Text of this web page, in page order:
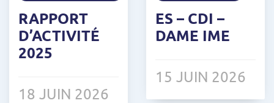
RAPPORT
D’ACTIVITÉ
2025
18 JUIN 2026
ES – CDI –
DAME IME
15 JUIN 2026